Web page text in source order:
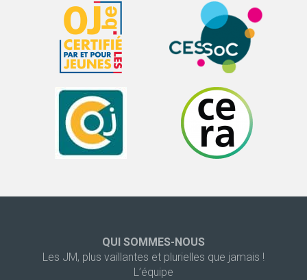
QUI SOMMES-NOUS
Les JM, plus vaillantes et plurielles que jamais !
L’équipe